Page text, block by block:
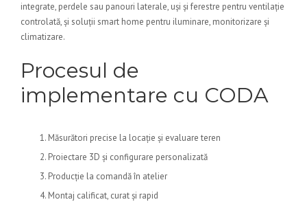
integrate, perdele sau panouri laterale, uși și ferestre pentru ventilație
controlată, și soluții smart home pentru iluminare, monitorizare și
climatizare.
Procesul de
implementare cu CODA
Măsurători precise la locație și evaluare teren
Proiectare 3D și configurare personalizată
Producție la comandă în atelier
Montaj calificat, curat și rapid